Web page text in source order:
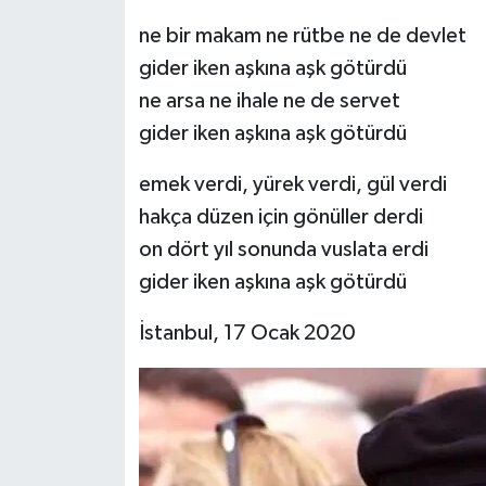
ne bir makam ne rütbe ne de devlet
gider iken aşkına aşk götürdü
ne arsa ne ihale ne de servet
gider iken aşkına aşk götürdü
emek verdi, yürek verdi, gül verdi
hakça düzen için gönüller derdi
on dört yıl sonunda vuslata erdi
gider iken aşkına aşk götürdü
İstanbul, 17 Ocak 2020